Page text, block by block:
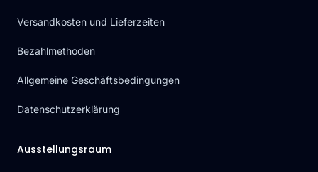
Versandkosten und Lieferzeiten
Bezahlmethoden
Allgemeine Geschäftsbedingungen
Datenschutzerklärung
Ausstellungsraum